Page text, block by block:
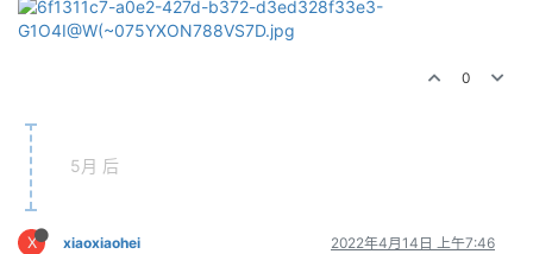
0
5月 后
X xiaoxiaohei 2022年4月14日 上午7:46